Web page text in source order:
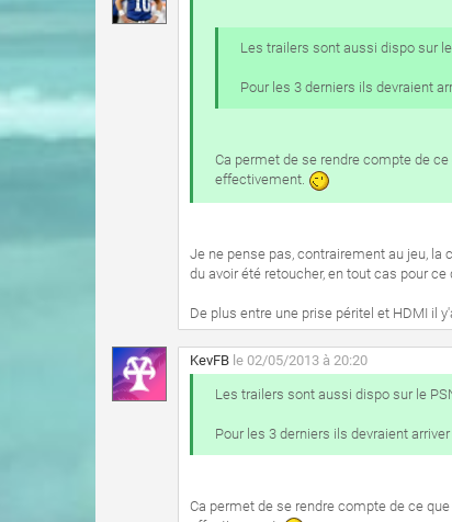
Les trailers sont aussi dispo sur
Pour les 3 derniers ils devraient
Ca permet de se rendre compte de
effectivement.
Je ne pense pas, contrairement au jeu,
du avoir été retoucher, en tout cas pour ce
De plus entre une prise péritel et HDMI il
KevFB le 02/05/2013 à 20:20
Les trailers sont aussi dispo sur le
Pour les 3 derniers ils devraient
Ca permet de se rendre compte de ce